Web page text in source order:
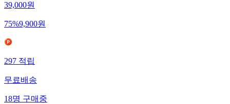
39,000원
75%9,900원
297 적립
무료배송
18명 구매중